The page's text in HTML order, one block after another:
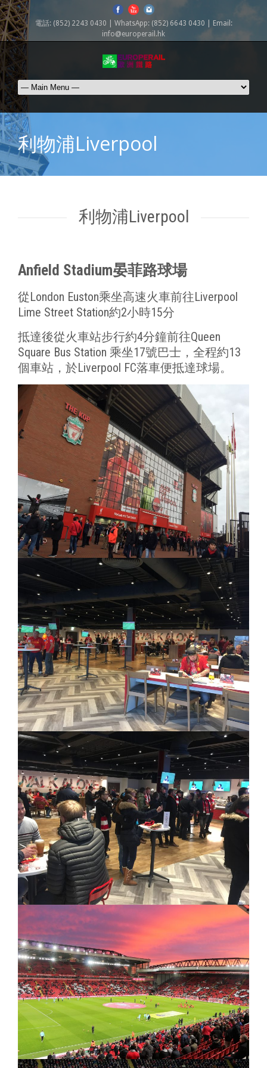
電話: (852) 2243 0430 | WhatsApp: (852) 6643 0430 | Email:
info@europerail.hk
利物浦Liverpool
利物浦Liverpool
Anfield Stadium晏菲路球場
從London Euston乘坐高速火車前往Liverpool
Lime Street Station約2小時15分
抵達後從火車站步行約4分鐘前往Queen
Square Bus Station 乘坐17號巴士，全程約13
個車站，於Liverpool FC落車便抵達球場。